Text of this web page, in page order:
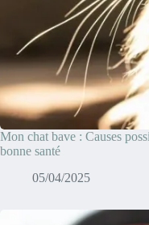
Mon chat bave : Causes
bonne santé
05/04/2025